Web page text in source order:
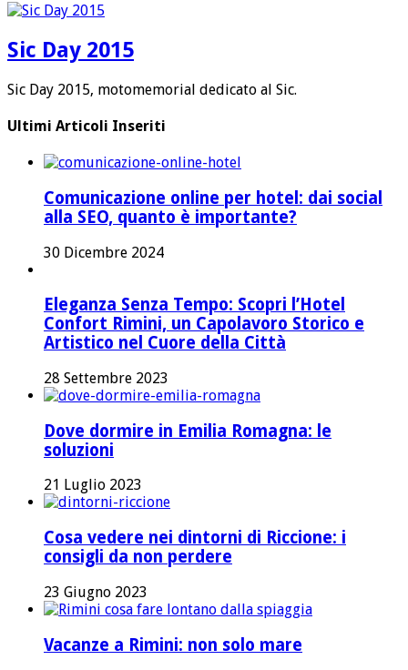
Sic Day 2015
Sic Day 2015, motomemorial dedicato al Sic.
Ultimi Articoli Inseriti
Comunicazione online per hotel: dai social
alla SEO, quanto è importante?
30 Dicembre 2024
Eleganza Senza Tempo: Scopri l’Hotel
Confort Rimini, un Capolavoro Storico e
Artistico nel Cuore della Città
28 Settembre 2023
Dove dormire in Emilia Romagna: le
soluzioni
21 Luglio 2023
Cosa vedere nei dintorni di Riccione: i
consigli da non perdere
23 Giugno 2023
Vacanze a Rimini: non solo mare